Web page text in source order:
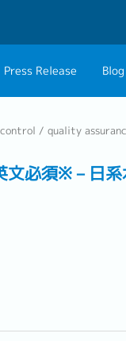
Press Release Blog
/ quality
文必須※－日